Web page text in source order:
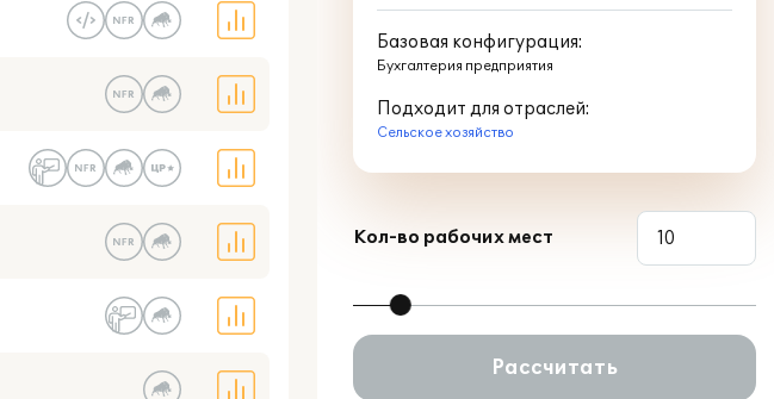
Базовая конфигурация:
Бухгалтерия предприятия
Подходит для отраслей:
Сельское хозяйство
Кол-во рабочих мест
Рассчитать